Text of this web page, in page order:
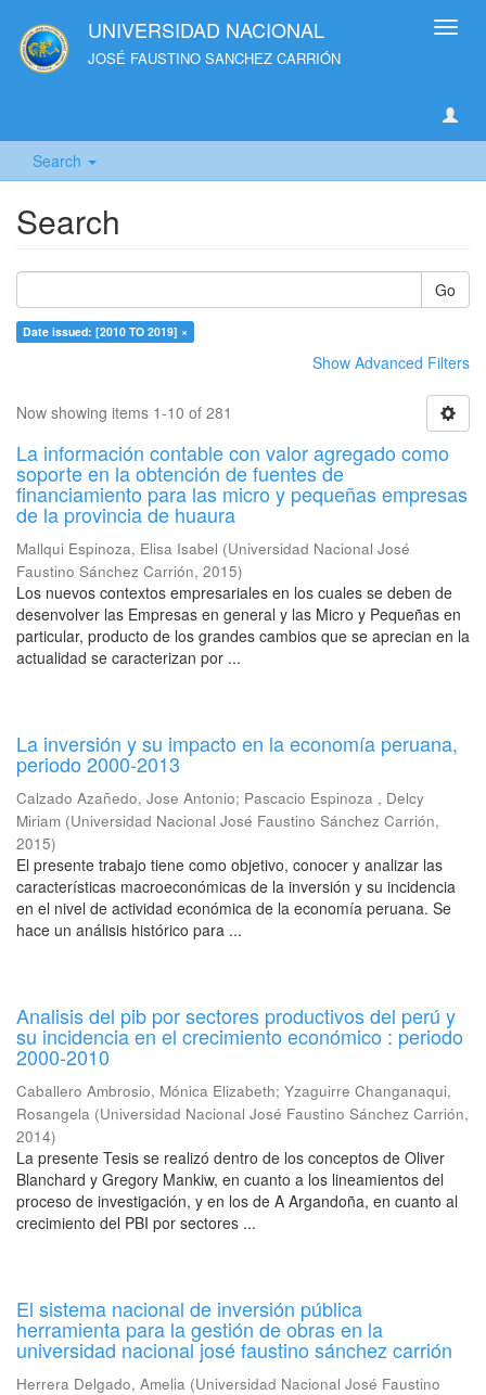
UNIVERSIDAD NACIONAL
JOSÉ FAUSTINO SANCHEZ CARRIÓN
Search
Search
Go
Date issued: [2010 TO 2019] ×
Show Advanced Filters
Now showing items 1-10 of 281
La información contable con valor agregado como
soporte en la obtención de fuentes de
financiamiento para las micro y pequeñas empresas
de la provincia de huaura
Mallqui Espinoza, Elisa Isabel (Universidad Nacional José
Faustino Sánchez Carrión, 2015)
Los nuevos contextos empresariales en los cuales se deben de
desenvolver las Empresas en general y las Micro y Pequeñas en
particular, producto de los grandes cambios que se aprecian en la
actualidad se caracterizan por ...
La inversión y su impacto en la economía peruana,
periodo 2000-2013
Calzado Azañedo, Jose Antonio; Pascacio Espinoza , Delcy
Miriam (Universidad Nacional José Faustino Sánchez Carrión,
2015)
El presente trabajo tiene como objetivo, conocer y analizar las
características macroeconómicas de la inversión y su incidencia
en el nivel de actividad económica de la economía peruana. Se
hace un análisis histórico para ...
Analisis del pib por sectores productivos del perú y
su incidencia en el crecimiento económico : periodo
2000-2010
Caballero Ambrosio, Mónica Elizabeth; Yzaguirre Changanaqui,
Rosangela (Universidad Nacional José Faustino Sánchez Carrión,
2014)
La presente Tesis se realizó dentro de los conceptos de Oliver
Blanchard y Gregory Mankiw, en cuanto a los lineamientos del
proceso de investigación, y en los de A Argandoña, en cuanto al
crecimiento del PBI por sectores ...
El sistema nacional de inversión pública
herramienta para la gestión de obras en la
universidad nacional josé faustino sánchez carrión
Herrera Delgado, Amelia (Universidad Nacional José Faustino